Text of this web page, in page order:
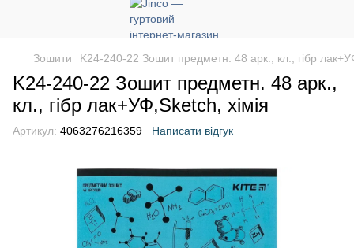
Зошити K24-240-22 Зошит предметн. 48 арк., кл., гібр
K24-240-22 Зошит предметн. 48 арк.,
кл., гібр лак+УФ,Sketch, хімія
Артикул: 4063276216359 Написати відгук